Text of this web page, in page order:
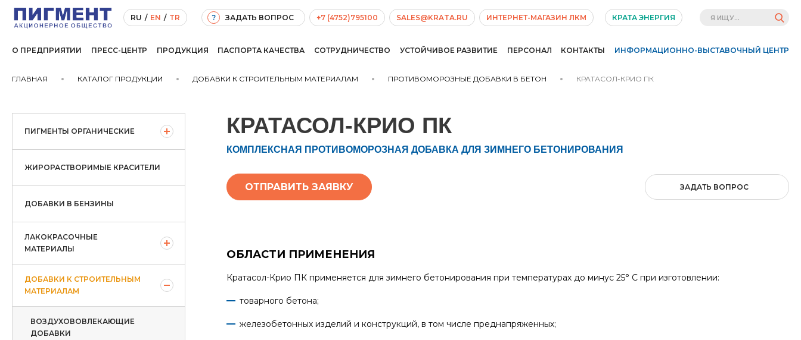
RU / EN / TR ? ЗАДАТЬ ВОПРОС +7 (4752)795100 SALES@KRATA.RU ИНТЕРНЕТ-МАГАЗИН ЛКМ КРАТА ЭНЕРГИЯ
О ПРЕДПРИЯТИИ ПРЕСС-ЦЕНТР ПРОДУКЦИЯ ПАСПОРТА КАЧЕСТВА СОТРУДНИЧЕСТВО УСТОЙЧИВОЕ РАЗВИТИЕ ПЕРСОНАЛ КОНТАКТЫ ИНФОРМАЦИОННО-ВЫСТАВОЧНЫЙ ЦЕНТР
ГЛАВНАЯ КАТАЛОГ ПРОДУКЦИИ ДОБАВКИ К СТРОИТЕЛЬНЫМ МАТЕРИАЛАМ ПРОТИВОМОРОЗНЫЕ ДОБАВКИ В БЕТОН КРАТАСОЛ-КРИО ПК
ПИГМЕНТЫ ОРГАНИЧЕСКИЕ
ЖИРОРАСТВОРИМЫЕ КРАСИТЕЛИ
ДОБАВКИ В БЕНЗИНЫ
ЛАКОКРАСОЧНЫЕ
МАТЕРИАЛЫ
ДОБАВКИ К СТРОИТЕЛЬНЫМ
МАТЕРИАЛАМ
ВОЗДУХОВОВЛЕКАЮЩИЕ
ДОБАВКИ
КРАТАСОЛ-КРИО ПК
КОМПЛЕКСНАЯ ПРОТИВОМОРОЗНАЯ ДОБАВКА ДЛЯ ЗИМНЕГО БЕТОНИРОВАНИЯ
ОТПРАВИТЬ ЗАЯВКУ ЗАДАТЬ ВОПРОС
ОБЛАСТИ ПРИМЕНЕНИЯ
Кратасол-Крио ПК применяется для зимнего бетонирования при температурах до минус 25° С при изготовлении:
товарного бетона;
железобетонных изделий и конструкций, в том числе преднапряженных;